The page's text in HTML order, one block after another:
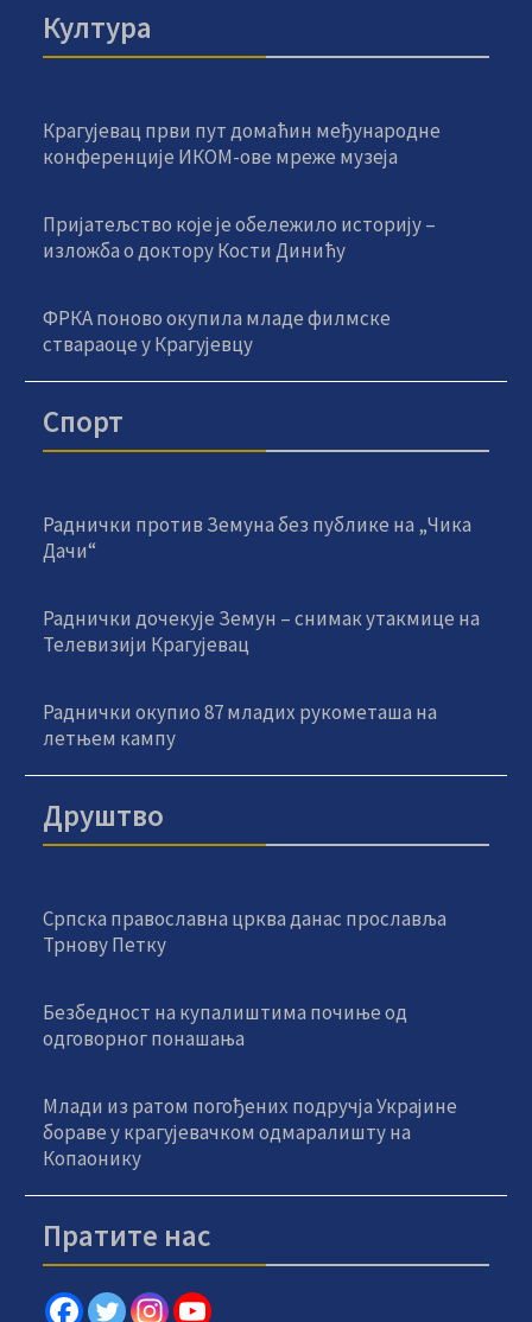
Култура
Крагујевац први пут домаћин међународне
конференције ИКОМ-ове мреже музеја
Пријатељство које је обележило историју –
изложба о доктору Кости Динићу
ФРКА поново окупила младе филмске
ствараоце у Крагујевцу
Спорт
Раднички против Земуна без публике на „Чика
Дачи“
Раднички дочекује Земун – снимак утакмице на
Телевизији Крагујевац
Раднички окупио 87 младих рукометаша на
летњем кампу
Друштво
Српска православна црква данас прославља
Трнову Петку
Безбедност на купалиштима почиње од
одговорног понашања
Млади из ратом погођених подручја Украјине
бораве у крагујевачком одмаралишту на
Копаонику
Пратите нас